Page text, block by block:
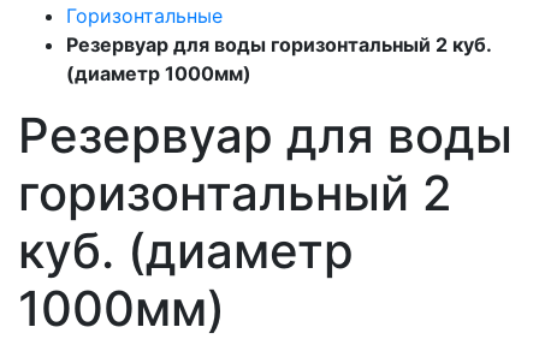
Горизонтальные
Резервуар для воды горизонтальный 2 куб.
(диаметр 1000мм)
Резервуар для воды
горизонтальный 2
куб. (диаметр
1000мм)